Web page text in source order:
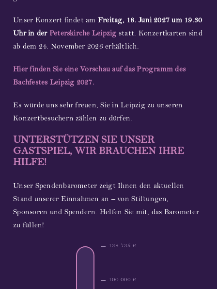
Unser Konzert findet am Freitag, 18. Juni 2027 um 19.30
Uhr in der Peterskirche Leipzig statt. Konzertkarten sind
ab dem 24. November 2026 erhältlich.
Hier finden Sie eine Vorschau auf das Programm des
Bachfestes Leipzig 2027.
Es würde uns sehr freuen, Sie in Leipzig zu unseren
Konzertbesuchern zählen zu dürfen.
UNTERSTÜTZEN SIE UNSER
GASTSPIEL, WIR BRAUCHEN IHRE
HILFE!
Unser Spendenbarometer zeigt Ihnen den aktuellen
Stand unserer Einnahmen an – von Stiftungen,
Sponsoren und Spendern. Helfen Sie mit, das Barometer
zu füllen!
100.000 €
138.735 €